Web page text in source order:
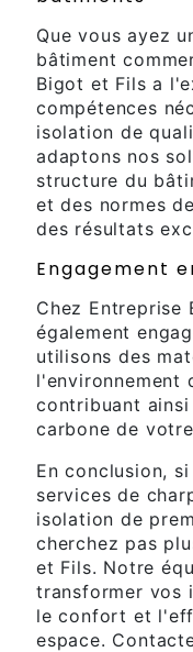
Que vous ayez
bâtiment
Bigot et Fils a
compétences
isolation de
adaptons nos
structure du
et des normes
des résultats
Engagement
Chez Entreprise
également
utilisons des
l'environnement
contribuant
carbone de
En conclusion,
services de
isolation de
cherchez pas
et Fils. Notre
transformer vos
le confort et
espace.